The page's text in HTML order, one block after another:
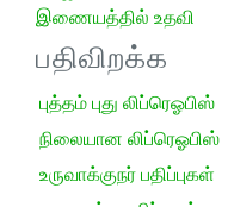
இணையத்தில் உதவி
பதிவிறக்க
புத்தம் புது லிப்ரெஓபிஸ்
நிலையான லிப்ரெஓபிஸ்
உருவாக்குநர் பதிப்புகள்